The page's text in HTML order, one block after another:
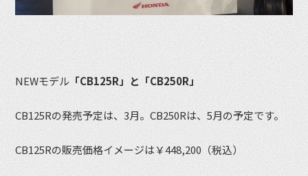
NEWモデル 「CB125R」と「CB250R」
CB125Rの発売予定は、3月。CB250Rは、5月の予定です。
CB125Rの販売価格イメージは￥448,200（税込）